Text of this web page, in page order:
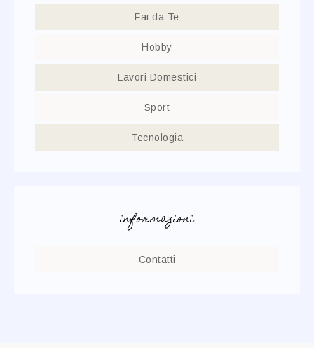
Fai da Te
Hobby
Lavori Domestici
Sport
Tecnologia
informazioni
Contatti